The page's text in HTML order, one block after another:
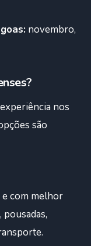
novembro,
nos
são
e com melhor